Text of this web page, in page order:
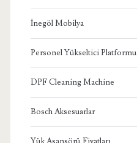
İnegöl Mobilya
Personel Yükseltici Platformu
DPF Cleaning Machine
Bosch Aksesuarlar